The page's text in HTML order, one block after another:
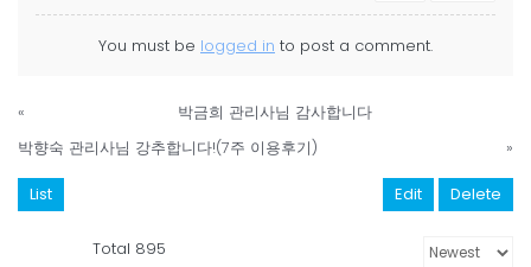
You must be logged in to post a comment.
«
박금희 관리사님 감사합니다
박향숙 관리사님 강추합니다!(7주 이용후기)
»
List Edit Delete
Total 895